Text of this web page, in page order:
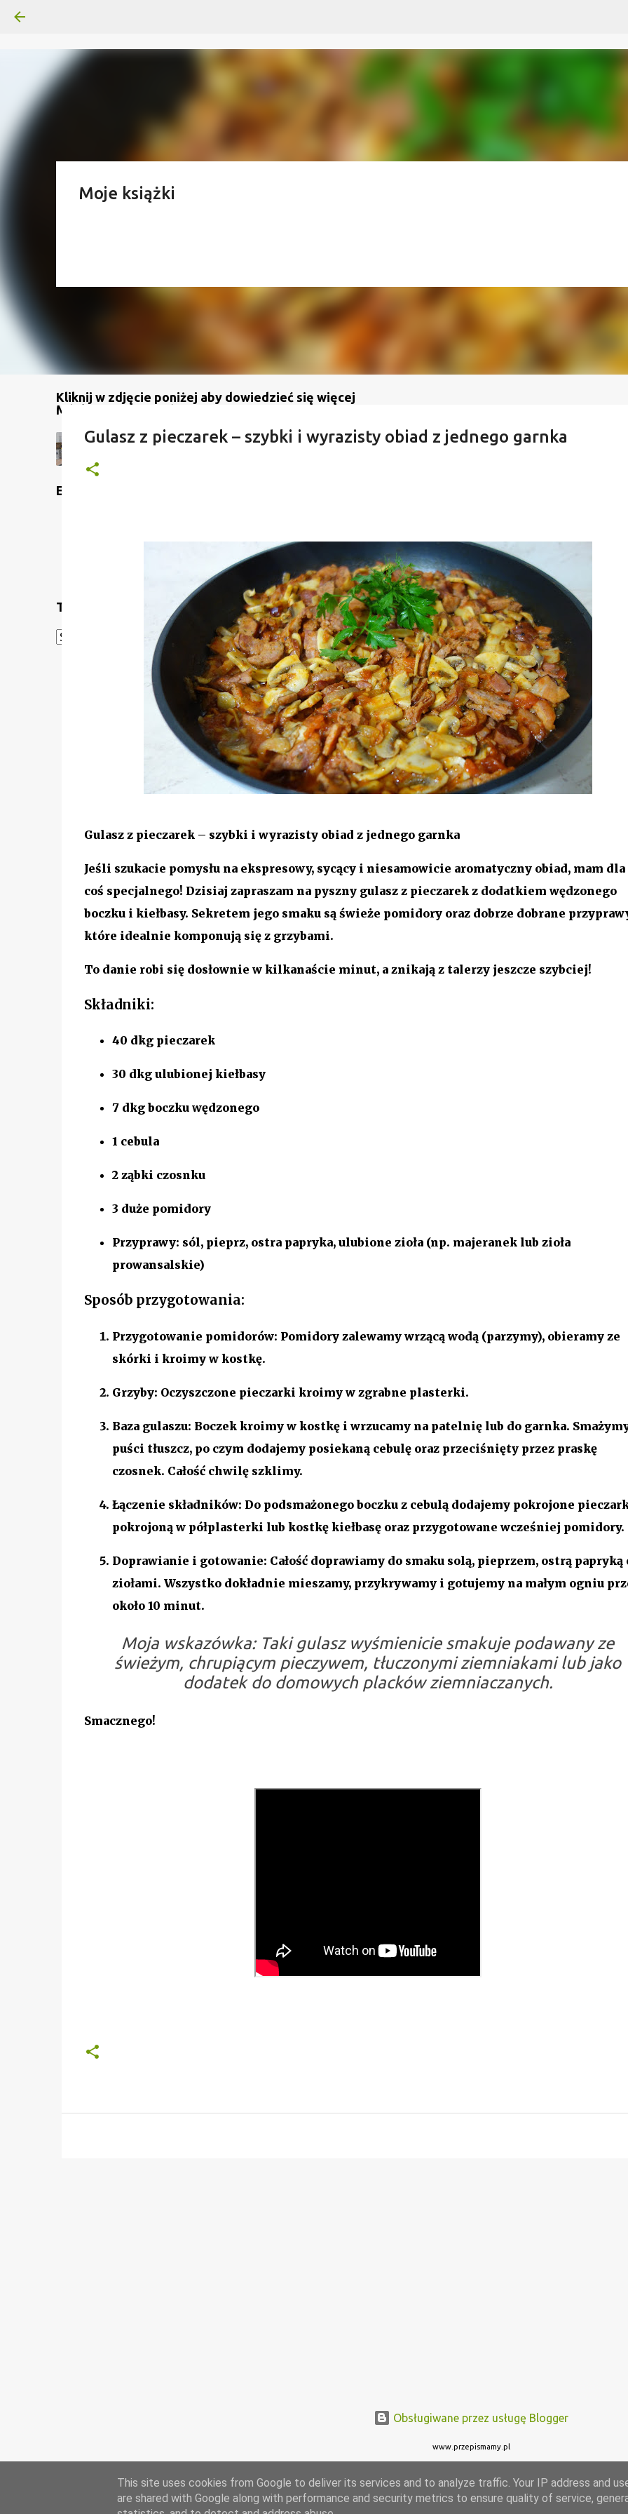
Kliknij w zdjęcie poniżej aby dowiedzieć się więcej
Moje książki
Mój kanał na YouTube
Etykiety
Translate
Translate
Gulasz z pieczarek – szybki i wyrazisty obiad z jednego garnka
Gulasz z pieczarek – szybki i wyrazisty obiad z jednego garnka
Jeśli szukacie pomysłu na ekspresowy, sycący i niesamowicie aromatyczny obiad, mam dla
coś specjalnego! Dzisiaj zapraszam na pyszny gulasz z pieczarekz dodatkiem wędzonego
boczku i kiełbasy. Sekretem jego smaku są świeże pomidory oraz dobrze dobrane
które idealnie komponują się z grzybami.
To danie robi się dosłownie w kilkanaście minut, a znikają z talerzy jeszcze szybciej!
Składniki:
40 dkgpieczarek
30 dkgulubionej kiełbasy
7 dkgboczku wędzonego
1 cebula
2 ząbki czosnku
3 duże pomidory
Przyprawy: sól, pieprz, ostra papryka, ulubione zioła (np. majeranek lub zioła
prowansalskie)
Sposób przygotowania:
Przygotowanie pomidorów: Pomidory zalewamy wrzącą wodą (parzymy), obieramy ze
skórki i kroimy w kostkę.
Grzyby: Oczyszczone pieczarki kroimy w zgrabne plasterki.
Baza gulaszu: Boczek kroimy w kostkę i wrzucamy na patelnię lub do garnka.
puści tłuszcz, po czym dodajemy posiekaną cebulę oraz przeciśnięty przez praskę
czosnek. Całość chwilę szklimy.
Łączenie składników: Do podsmażonego boczku z cebulą dodajemy pokrojone
pokrojoną w półplasterki lub kostkę kiełbasę oraz przygotowane wcześniej pomidory.
Doprawianie i gotowanie: Całość doprawiamy do smaku solą, pieprzem, ostrą papryką
ziołami. Wszystko dokładnie mieszamy, przykrywamy i gotujemy na małym ogniu
około 10 minut.
Moja wskazówka:Taki gulasz wyśmienicie smakuje podawany ze
świeżym, chrupiącym pieczywem, tłuczonymi ziemniakami lub jako
dodatek do domowych placków ziemniaczanych.
Smacznego!
Obsługiwane przez usługę Blogger
www.przepismamy.pl
This site uses cookies from Google to deliver its services and to analyze traffic. Your IP address and
are shared with Google along with performance and security metrics to ensure quality of service,